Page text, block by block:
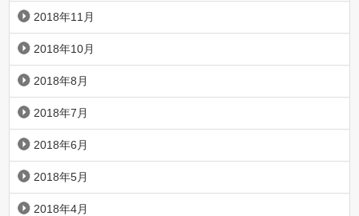
2018年11月
2018年10月
2018年8月
2018年7月
2018年6月
2018年5月
2018年4月